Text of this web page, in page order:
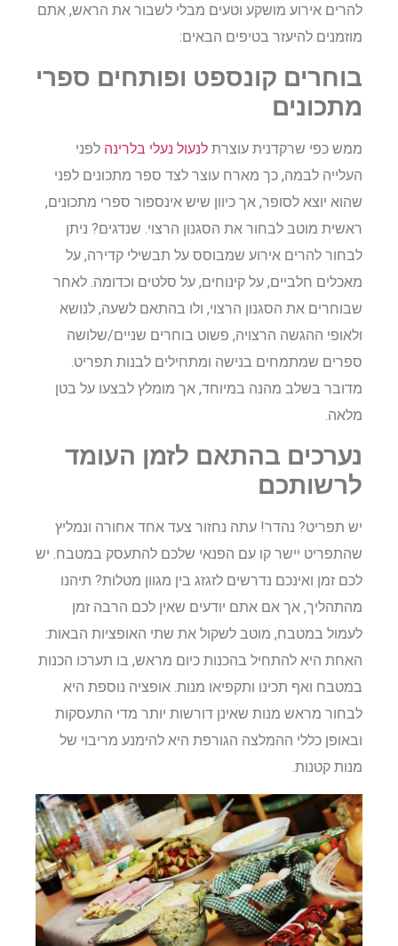
להרים אירוע מושקע וטעים מבלי לשבור את הראש, אתם
מוזמנים להיעזר בטיפים הבאים:
בוחרים קונספט ופותחים ספרי
מתכונים
ממש כפי שרקדנית עוצרתלנעול נעלי בלרינהלפני
העלייה לבמה, כך מארח עוצר לצד ספר מתכונים לפני
שהוא יוצא לסופר, אך כיוון שיש אינספור ספרי מתכונים,
ראשית מוטב לבחור את הסגנון הרצוי. שנדגים? ניתן
לבחור להרים אירוע שמבוסס על תבשילי קדירה, על
מאכלים חלביים, על קינוחים, על סלטים וכדומה. לאחר
שבוחרים את הסגנון הרצוי, ולו בהתאם לשעה, לנושא
ולאופי ההגשה הרצויה, פשוט בוחרים שניים/שלושה
ספרים שמתמחים בנישה ומתחילים לבנות תפריט.
מדובר בשלב מהנה במיוחד, אך מומלץ לבצעו על בטן
מלאה.
נערכים בהתאם לזמן העומד
לרשותכם
יש תפריט? נהדר! עתה נחזור צעד אחד אחורה ונמליץ
שהתפריט יישר קו עם הפנאי שלכם להתעסק במטבח. יש
לכם זמן ואינכם נדרשים לזגזג בין מגוון מטלות? תיהנו
מהתהליך, אך אם אתם יודעים שאין לכם הרבה זמן
לעמול במטבח, מוטב לשקול את שתי האופציות הבאות:
האחת היא להתחיל בהכנות כיום מראש, בו תערכו הכנות
במטבח ואף תכינו ותקפיאו מנות. אופציה נוספת היא
לבחור מראש מנות שאינן דורשות יותר מדי התעסקות
ובאופן כללי ההמלצה הגורפת היא להימנע מריבוי של
מנות קטנות.